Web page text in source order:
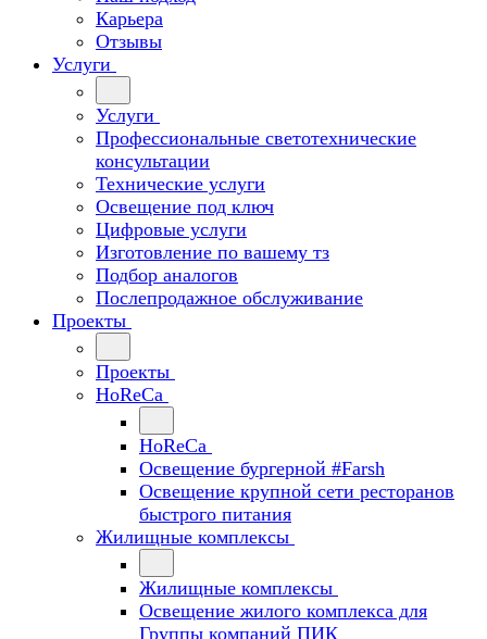
Карьера
Отзывы
Услуги
Услуги
Профессиональные светотехнические
консультации
Технические услуги
Освещение под ключ
Цифровые услуги
Изготовление по вашему тз
Подбор аналогов
Послепродажное обслуживание
Проекты
Проекты
HoReCa
HoReCa
Освещение бургерной #Farsh
Освещение крупной сети ресторанов
быстрого питания
Жилищные комплексы
Жилищные комплексы
Освещение жилого комплекса для
Группы компаний ПИК